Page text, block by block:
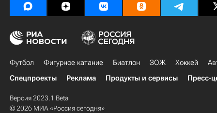
Футбол Фигурное катание Биатлон ЗОЖ Хоккей
Спецпроекты
Реклама Продукты и сервисы Пресс-
Версия 2023.1 Beta
© 2026 МИА «Россия сегодня»